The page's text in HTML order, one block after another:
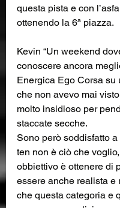
questa pista e con
ottenendo la 6ª piazza.
Kevin “Un weekend
conoscere ancora
Energica Ego Corsa su
che non avevo mai
molto insidioso per
staccate secche.
Sono però soddisfatto a
ten non è ciò che
obbiettivo è ottenere di
essere anche realista e
che questa categoria e